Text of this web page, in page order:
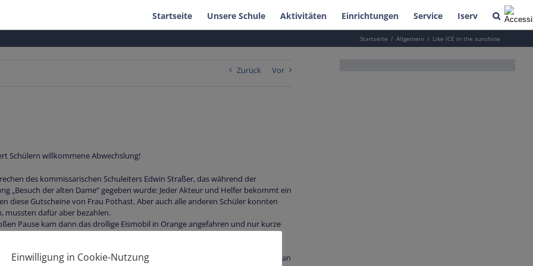
Startseite Unsere Schule Aktivitäten Einrichtungen Service Iserv
Startseite Allgemein Like ICE in the sunshine
Zurück Vor
Schülern willkommene Abwechslung!
des kommissarischen Schuleiters Edwin Straßer, das während der
„Besuch der alten Dame“ gegeben wurde: Jeder Akteur und Helfer bekommt ein
diese Gutscheine von Frau Pothast. Aber auch alle anderen Schüler konnten
mussten dafür aber bezahlen.
Pause kam dann das drollige Eismobil in Orange angefahren und nur kurze
sich lange Schlangen von Schülern.
es zum Eisverkäufer, zuerst die 5er, danach in aufsteigender Reihenfolge alle
Dabei bewiesen die Schüer viel Geduld und Disziplin. Den ganzen Tag konnte man
Einwilligung in Cookie-Nutzung